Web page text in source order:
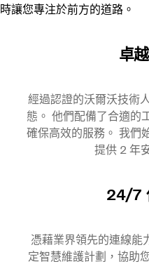
時讓您專注於前方的道路。
卓
經過認證的沃爾沃技術
態。 他們配備了合適的
確保高效的服務。 我們
提供 2 年
24/7
憑藉業界領先的連線能
定智慧維護計劃，協助